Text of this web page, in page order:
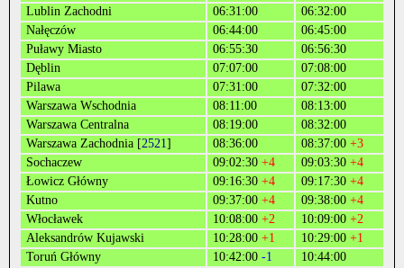
Lublin Zachodni
06:31:00
06:32:00
Nałęczów
06:44:00
06:45:00
Puławy Miasto
06:55:30
06:56:30
Dęblin
07:07:00
07:08:00
Pilawa
07:31:00
07:32:00
Warszawa Wschodnia
08:11:00
08:13:00
Warszawa Centralna
08:19:00
08:32:00
Warszawa Zachodnia [2521] 08:36:00 08:37:00 +3
Sochaczew
09:02:30 +4 09:03:30 +4
Łowicz Główny
09:16:30 +4 09:17:30 +4
Kutno
09:37:00 +4 09:38:00 +4
Włocławek
10:08:00 +2 10:09:00 +2
Aleksandrów Kujawski
10:28:00 +1 10:29:00 +1
Toruń Główny
10:42:00 -1
10:44:00